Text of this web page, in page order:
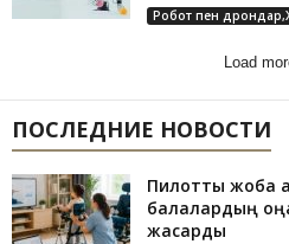
Робот пен
Load
ПОСЛЕДНИЕ НОВОСТИ
Пилоттық жоба
балалардың
жақсарды